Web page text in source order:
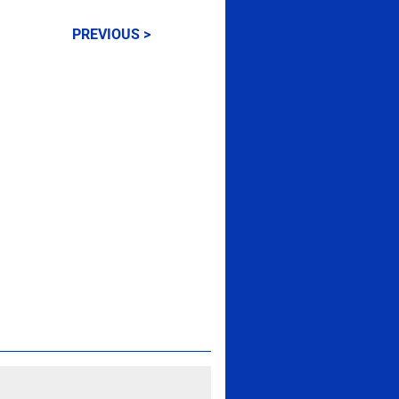
PREVIOUS >